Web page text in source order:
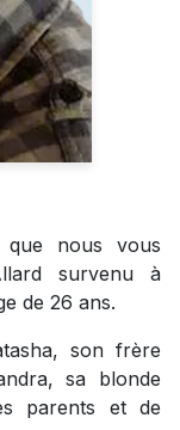
que nous vous
survenu à
de 26 ans.
son frère
sa blonde
parents et de